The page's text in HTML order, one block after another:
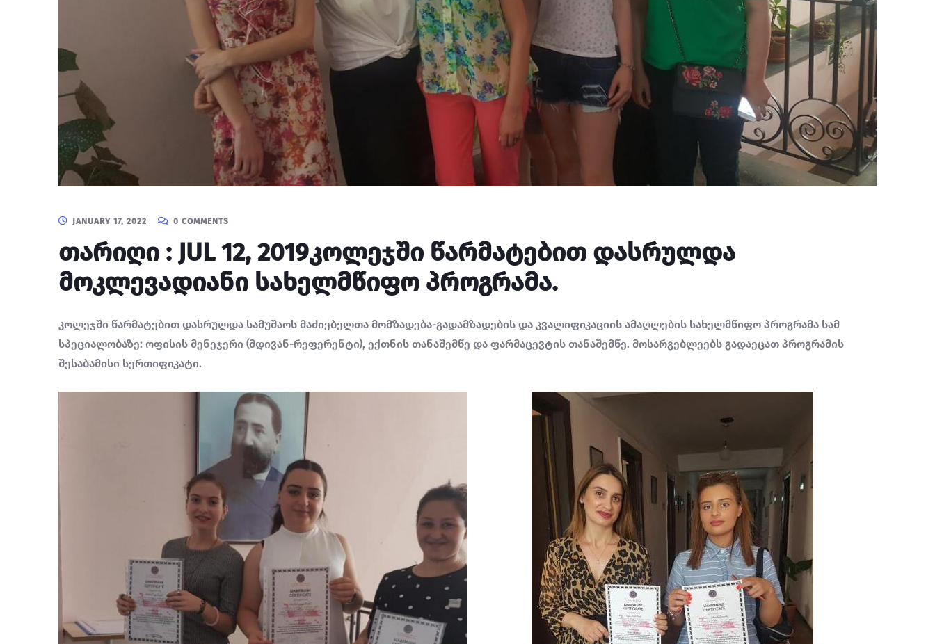
JANUARY 17, 2022 0 COMMENTS
თარიღი : JUL 12, 2019კოლეჯში წარმატებით დასრულდა
მოკლევადიანი სახელმწიფო პროგრამა.
კოლეჯში წარმატებით დასრულდა სამუშაოს მაძიებელთა მომზადება-გადამზადების და კვალიფიკაციის ამაღლების სახელმწიფო პროგრამა სამ
სპეციალობაზე: ოფისის მენეჯერი (მდივან-რეფერენტი), ექთნის თანაშემწე და ფარმაცევტის თანაშემწე. მოსარგებლეებს გადაეცათ პროგრამის
შესაბამისი სერთიფიკატი.